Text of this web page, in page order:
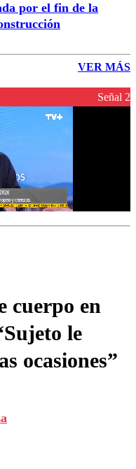
por el fin de la
VER MÁS
Señal 2
cuerpo en
le
ocasiones”